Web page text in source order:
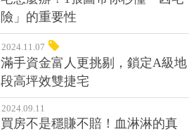
險」的重要性
2024.11.07
滿手資金富人更挑剔，鎖定A級地
段高坪效雙捷宅
2024.09.11
買房不是穩賺不賠！血淋淋的真